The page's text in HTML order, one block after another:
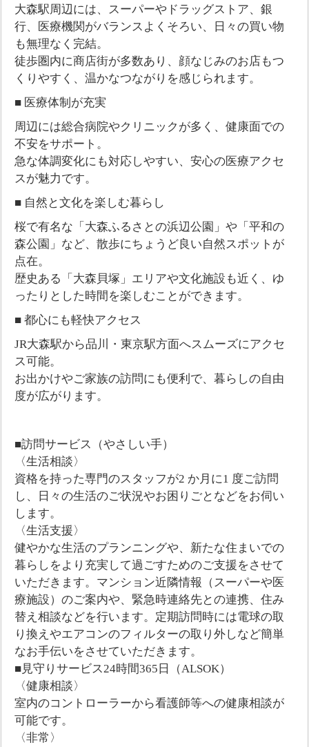
大森駅周辺には、スーパーやドラッグストア、銀
行、医療機関がバランスよくそろい、日々の買い物
も無理なく完結。
徒歩圏内に商店街が多数あり、顔なじみのお店もつ
くりやすく、温かなつながりを感じられます。
■ 医療体制が充実
周辺には総合病院やクリニックが多く、健康面での
不安をサポート。
急な体調変化にも対応しやすい、安心の医療アクセ
スが魅力です。
■ 自然と文化を楽しむ暮らし
桜で有名な「大森ふるさとの浜辺公園」や「平和の
森公園」など、散歩にちょうど良い自然スポットが
点在。
歴史ある「大森貝塚」エリアや文化施設も近く、ゆ
ったりとした時間を楽しむことができます。
■ 都心にも軽快アクセス
JR大森駅から品川・東京駅方面へスムーズにアクセ
ス可能。
お出かけやご家族の訪問にも便利で、暮らしの自由
度が広がります。
■訪問サービス（やさしい手）
〈生活相談〉
資格を持った専門のスタッフが2 か月に1 度ご訪問
し、日々の生活のご状況やお困りごとなどをお伺い
します。
〈生活支援〉
健やかな生活のプランニングや、新たな住まいでの
暮らしをより充実して過ごすためのご支援をさせて
いただきます。マンション近隣情報（スーパーや医
療施設）のご案内や、緊急時連絡先との連携、住み
替え相談などを行います。定期訪問時には電球の取
り換えやエアコンのフィルターの取り外しなど簡単
なお手伝いをさせていただきます。
■見守りサービス24時間365日（ALSOK）
〈健康相談〉
室内のコントローラーから看護師等への健康相談が
可能です。
〈非常〉